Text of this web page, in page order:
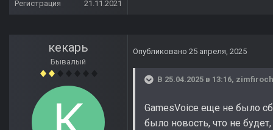
Регистрация 21.11.2021
кекарь
Бывалый
Опубликовано 25 апреля, 2025
В 25.04.2025 в 13:16,
GamesVoice еще не было
было новость, что не